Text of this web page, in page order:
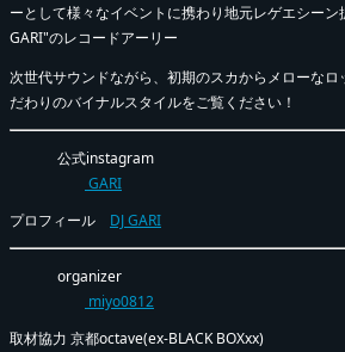
ーとして様々なイベントに携わり地元レゲエシーン
GARI"のレコードアーリー
次世代サウンドながら、初期のスカからメローな
だわりのバイナルスタイルをご覧ください！
公式instagram
GARI
プロフィール DJ GARI
organizer
miyo0812
取材協力 京都octave(ex-BLACK BOXxx)